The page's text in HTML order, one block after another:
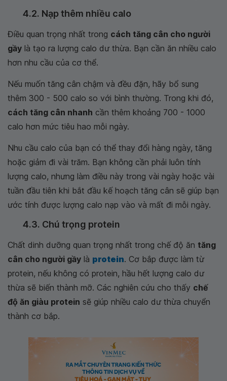
4.2. Nạp thêm nhiều calo
Điều quan trọng nhất trong cách tăng cân cho người
gầy là tạo ra lượng calo dư thừa. Bạn cần ăn nhiều calo
hơn nhu cầu của cơ thể.
Nếu muốn tăng cân chậm và đều đặn, hãy bổ sung
thêm 300 - 500 calo so với bình thường. Trong khi đó,
cách tăng cân nhanh cần thêm khoảng 700 - 1000
calo hơn mức tiêu hao mỗi ngày.
Nhu cầu calo của bạn có thể thay đổi hàng ngày, tăng
hoặc giảm đi vài trăm. Bạn không cần phải luôn tính
lượng calo, nhưng làm điều này trong vài ngày hoặc vài
tuần đầu tiên khi bắt đầu kế hoạch tăng cân sẽ giúp bạn
ước tính được lượng calo nạp vào và mất đi mỗi ngày.
4.3. Chú trọng protein
Chất dinh dưỡng quan trọng nhất trong chế độ ăn tăng
cân cho người gầy là protein. Cơ bắp được làm từ
protein, nếu không có protein, hầu hết lượng calo dư
thừa sẽ biến thành mỡ. Các nghiên cứu cho thấy chế
độ ăn giàu protein sẽ giúp nhiều calo dư thừa chuyển
thành cơ bắp.